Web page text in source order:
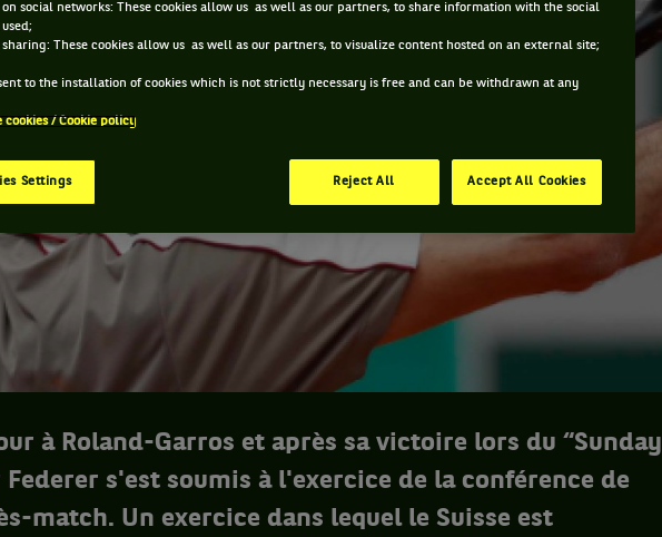
à Roland-Garros et après sa victoire lors du “Sunday
Federer s'est soumis à l'exercice de la conférence de
match. Un exercice dans lequel le Suisse est
social networks: These cookies allow us as well as our partners, to share information with the social
These cookies allow us as well as our partners, to visualize content hosted on an external site;
to the installation of cookies which is not strictly necessary is free and can be withdrawn at any
cookies / Cookie policy
Settings Reject All Accept All Cookies